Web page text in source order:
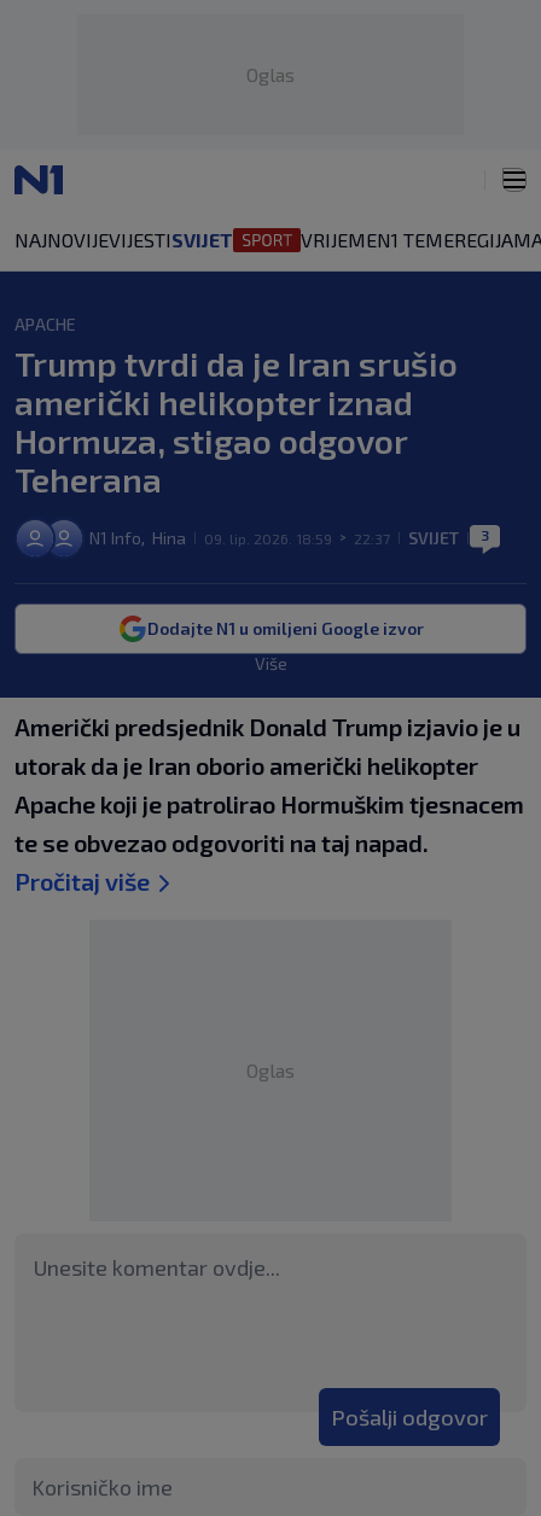
Oglas
NAJNOVIJEVIJESTISVIJET VRIJEMEN1 TEMEREGIJA
APACHE
Trump tvrdi da je Iran srušio
američki helikopter iznad
Hormuza, stigao odgovor
Teherana
N1 Info, Hina 09. lip. 2026. 18:59 > 22:37 SVIJET 3
Dodajte N1 u omiljeni Google izvor
Više
Američki predsjednik Donald Trump izjavio je u
utorak da je Iran oborio američki helikopter
Apache koji je patrolirao Hormuškim tjesnacem
te se obvezao odgovoriti na taj napad.
Pročitaj više
Oglas
Pošalji odgovor